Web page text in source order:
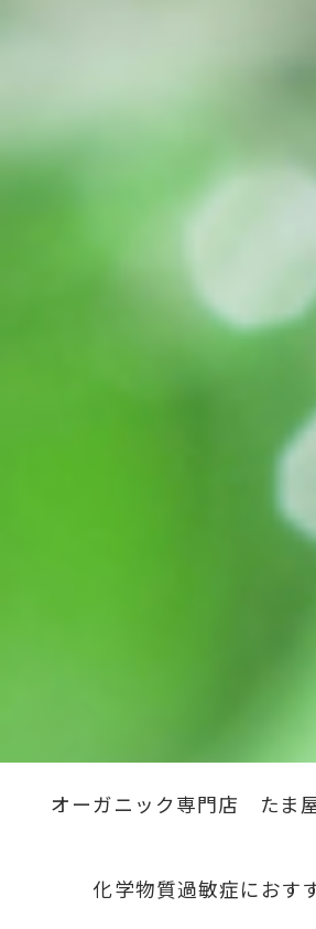
オーガニック専門店 たま
化学物質過敏症におす